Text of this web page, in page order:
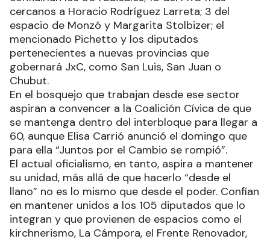
cercanos a Horacio Rodríguez Larreta; 3 del
espacio de Monzó y Margarita Stolbizer; el
mencionado Pichetto y los diputados
pertenecientes a nuevas provincias que
gobernará JxC, como San Luis, San Juan o
Chubut.
En el bosquejo que trabajan desde ese sector
aspiran a convencer a la Coalición Cívica de que
se mantenga dentro del interbloque para llegar a
60, aunque Elisa Carrió anunció el domingo que
para ella “Juntos por el Cambio se rompió”.
El actual oficialismo, en tanto, aspira a mantener
su unidad, más allá de que hacerlo “desde el
llano” no es lo mismo que desde el poder. Confían
en mantener unidos a los 105 diputados que lo
integran y que provienen de espacios como el
kirchnerismo, La Cámpora, el Frente Renovador,